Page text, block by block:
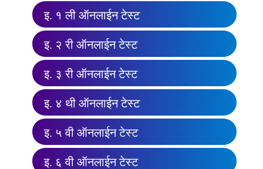
इ. १ ली ऑनलाईन टेस्ट
इ. २ री ऑनलाईन टेस्ट
इ. ३ री ऑनलाईन टेस्ट
इ. ४ थी ऑनलाईन टेस्ट
इ. ५ वी ऑनलाईन टेस्ट
इ. ६ वी ऑनलाईन टेस्ट